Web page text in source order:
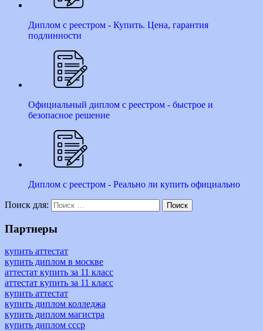
Диплом с реестром - Купить. Цена, гарантия
подлинности
Официальный диплом с реестром - быстрое и
безопасное решение
Диплом с реестром - Реально ли купить официально
Поиск для: Поиск
Партнеры
купить аттестат
купить диплом в москве
аттестат купить за 11 класс
аттестат купить за 11 класс
купить аттестат
купить диплом колледжа
купить диплом магистра
купить диплом ссср